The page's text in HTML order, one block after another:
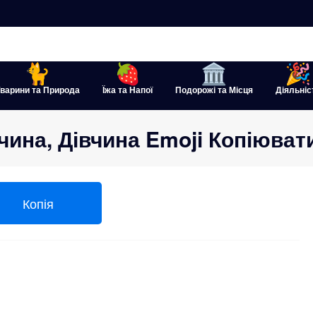
та Природа Їжа та Напої Подорожі та Місця
Дівчина Emoji Копіювати
Копія